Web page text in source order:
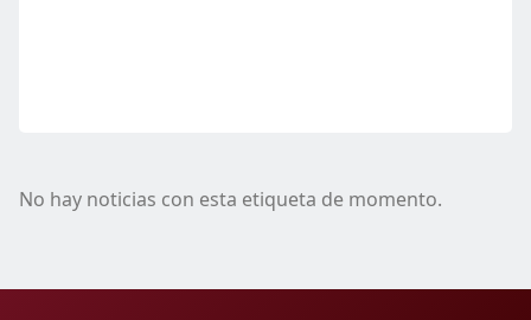
No hay noticias con esta etiqueta de momento.